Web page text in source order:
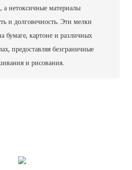
а нетоксичные материалы
и долговечность. Эти мелки
бумаге, картоне и различных
предоставляя безграничные
и рисования.